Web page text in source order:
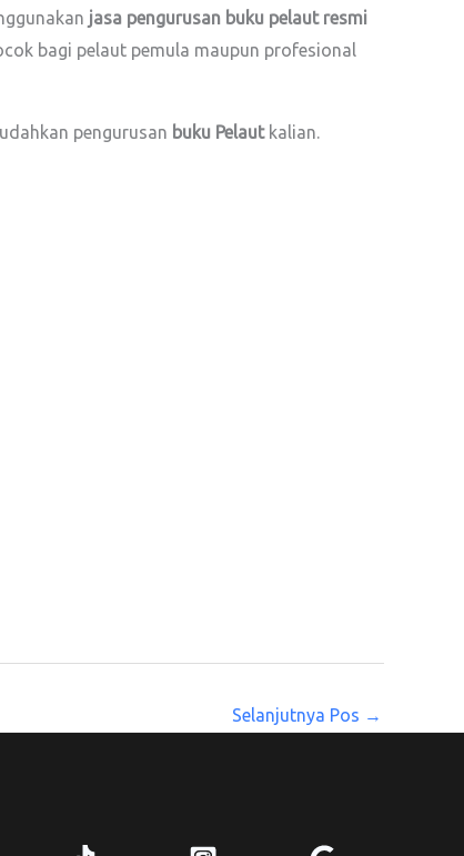
jasa pengurusan buku pelaut resmi
bagi pelaut pemula maupun profesional
pengurusan buku Pelautkalian.
Selanjutnya Pos →